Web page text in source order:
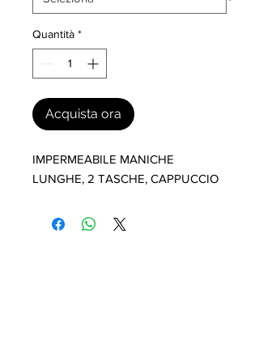
Quantità *
Acquista ora
IMPERMEABILE MANICHE
LUNGHE, 2 TASCHE, CAPPUCCIO